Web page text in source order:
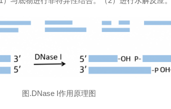
图.DNase I作用原理图